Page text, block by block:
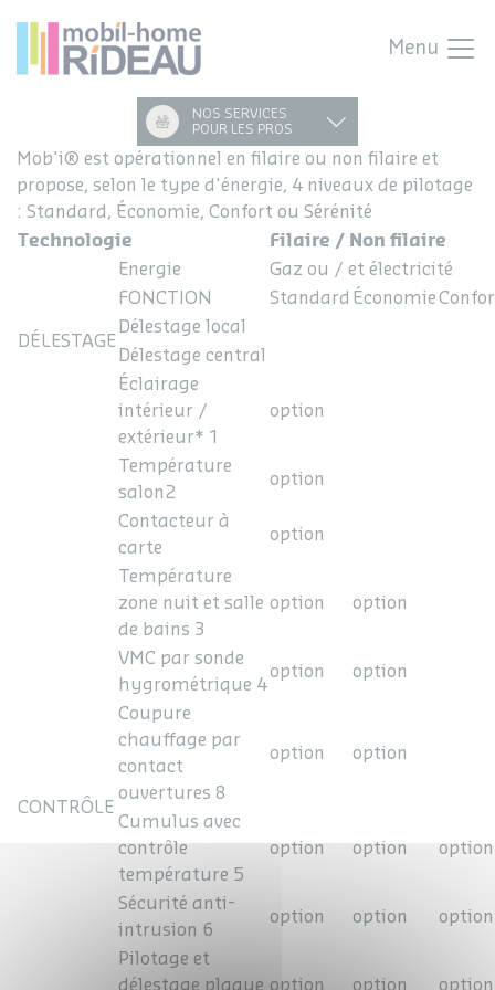
Menu
NOS SERVICES
POUR LES PROS
Mob'i® est opérationnel en filaire ou non filaire et
propose, selon le type d'énergie, 4 niveaux de pilotage
: Standard, Économie, Confort ou Sérénité
Technologie Filaire / Non filaire
Energie
Gaz ou / et électricité
FONCTION
Standard Économie
DÉLESTAGE
Délestage local
Délestage central
CONTRÔLE
Éclairage
intérieur /
extérieur* 1
option
Température
salon2
option
Contacteur à
carte
option
Température
zone nuit et salle
de bains 3
option option
VMC par sonde
hygrométrique 4
option option
Coupure
chauffage par
contact
ouvertures 8
option option
Cumulus avec
contrôle
température 5
option option option
Sécurité anti-
intrusion 6
option option option
Pilotage et
délestage plaque option option option